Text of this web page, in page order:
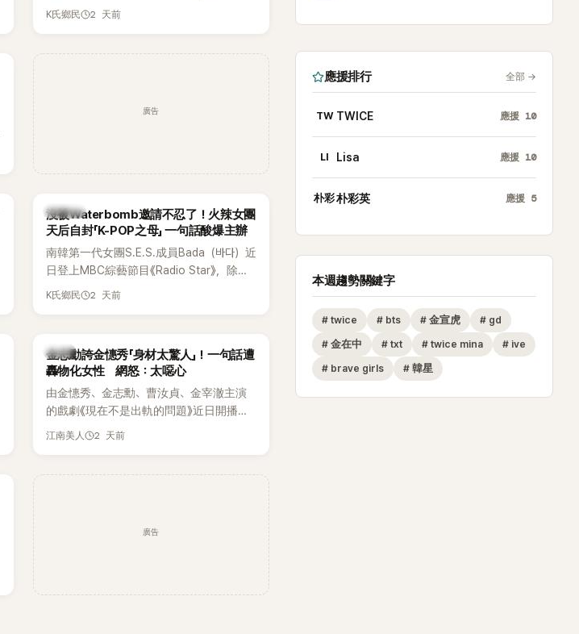
自己的感情生活，不僅坦言已經整整5年沒
K氏鄉民 2 天前
廣告
K-POP
沒被Waterbomb邀請不忍了！火辣女團
天后自封「K-POP之母」 一句話酸爆主辦
南韓第一代女團S.E.S.成員Bada（바다）近
日登上MBC綜藝節目《Radio Star》，除了
分享近況，還罕見公開向夏季音樂節
根本只是懂了皮毛。」一番話笑翻全場，也
引發網友熱議。
K氏鄉民 2 天前
韓星
金志勳誇金憓秀「身材太驚人」！一句話遭
轟物化女性 網怒：太噁心
由金憓秀、金志勳、曹汝貞、金宰澈主演
的戲劇《現在不是出軌的問題》近日開播，
為宣傳新作品，四位主演一同出演
江南美人 2 天前
廣告
應援排行 全部 →
TW TWICE 應援 10
LI Lisa 應援 10
朴彩朴彩英 應援 5
本週趨勢關鍵字
# twice # bts # 金宣虎 # gd
# 金在中 # txt # twice mina # ive
# brave girls # 韓星